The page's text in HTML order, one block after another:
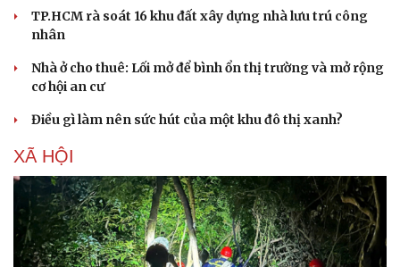
TP.HCM rà soát 16 khu đất xây dựng nhà lưu trú công
nhân
Nhà ở cho thuê: Lối mở để bình ổn thị trường và mở rộng
cơ hội an cư
Điều gì làm nên sức hút của một khu đô thị xanh?
XÃ HỘI